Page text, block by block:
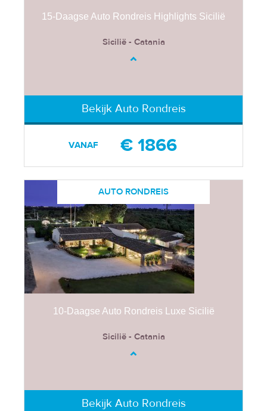
15-Daagse Auto Rondreis Highlights Sicilië
Sicilië - Catania
Bekijk Auto Rondreis
VANAF € 1866
AUTO RONDREIS
10-Daagse Auto Rondreis Luxe Sicilië
Sicilië - Catania
Bekijk Auto Rondreis